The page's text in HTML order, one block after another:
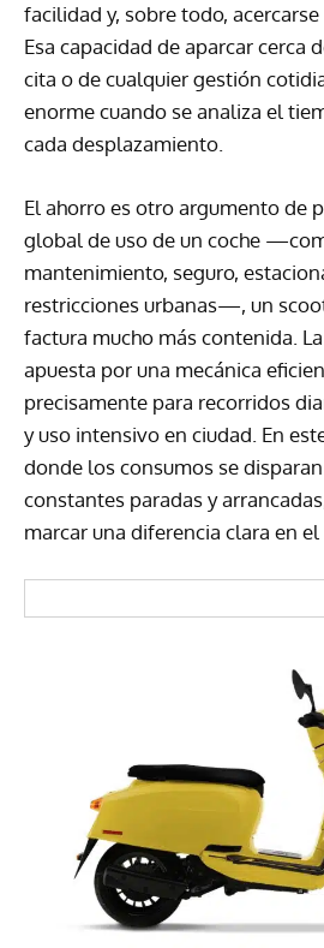
facilidad y, sobre todo,
Esa capacidad de aparcar cerca
cita o de cualquier gestión
enorme cuando se analiza el
cada desplazamiento.
El ahorro es otro argumento de
global de uso de un coche
mantenimiento, seguro,
restricciones urbanas—, un
factura mucho más contenida.
apuesta por una mecánica
precisamente para recorridos
y uso intensivo en ciudad. En
donde los consumos se
constantes paradas y
marcar una diferencia clara en